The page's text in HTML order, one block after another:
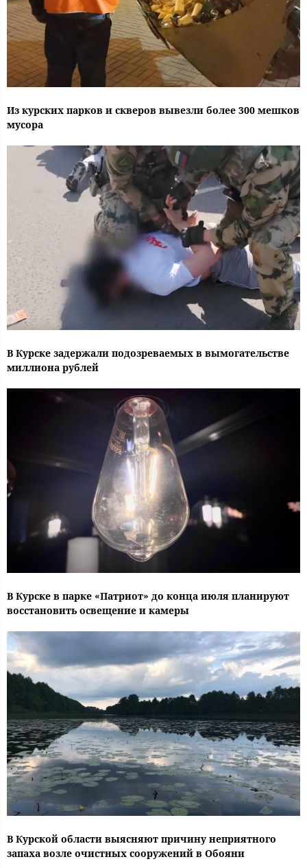
Из курских парков и скверов вывезли более 300 мешков
мусора
В Курске задержали подозреваемых в вымогательстве
миллиона рублей
В Курске в парке «Патриот» до конца июля планируют
восстановить освещение и камеры
В Курской области выясняют причину неприятного
запаха возле очистных сооружений в Обояни